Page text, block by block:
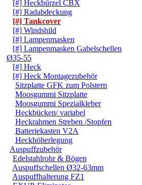
[#] Heckbürzel CBX
[#] Radabdeckung
[#] Tankcover
[#] Windshild
[#] Lampenmasken
[#] Lampenmasken Gabelschellen
Ø35-55
[#] Heck
[#] Heck Montagezubehör
Sitzplatte GFK zum Polstern
Moosgummi Sitzplatte
Moosgummi Spezialkleber
Heckbücken/ variabel
Heckrahmen Streben /Stopfen
Batteriekasten V2A
Heckhöherlegung
Auspuffzubehör
Edelstahlrohr & Bögen
Auspuffschellen Ø32-63mm
Auspuffhalterung FZ1